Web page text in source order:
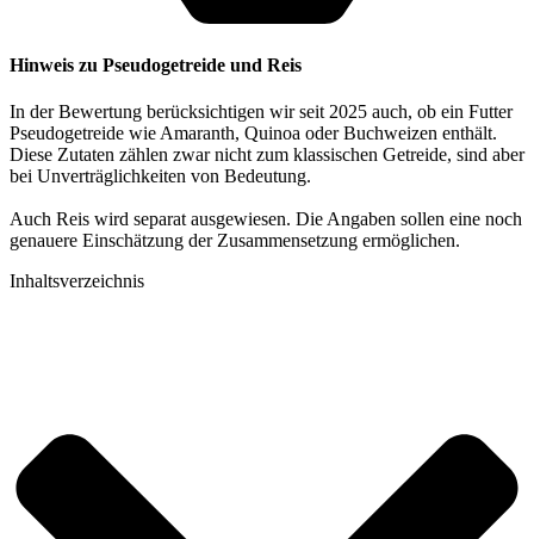
Hinweis zu Pseudogetreide und Reis
In der Bewertung berücksichtigen wir seit 2025 auch, ob ein Futter
Pseudogetreide wie Amaranth, Quinoa oder Buchweizen enthält.
Diese Zutaten zählen zwar nicht zum klassischen Getreide, sind aber
bei Unverträglichkeiten von Bedeutung.
Auch Reis wird separat ausgewiesen. Die Angaben sollen eine noch
genauere Einschätzung der Zusammensetzung ermöglichen.
Inhaltsverzeichnis​